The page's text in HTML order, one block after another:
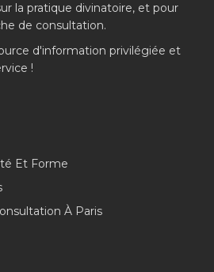
la pratique divinatoire, et pour
de consultation.
d'information privilégiée et
!
Et Forme
À Paris